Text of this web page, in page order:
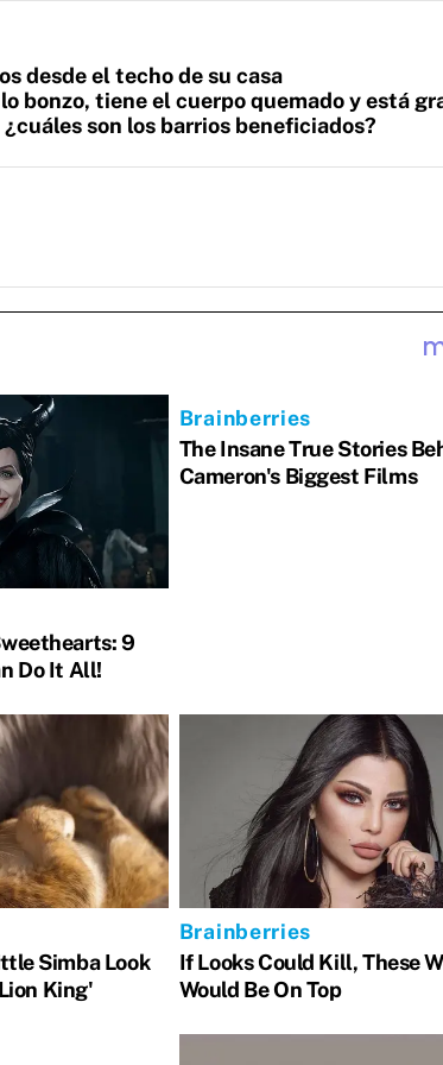
desde el techo de su casa
bonzo, tiene el cuerpo quemado y está
son los barrios beneficiados?